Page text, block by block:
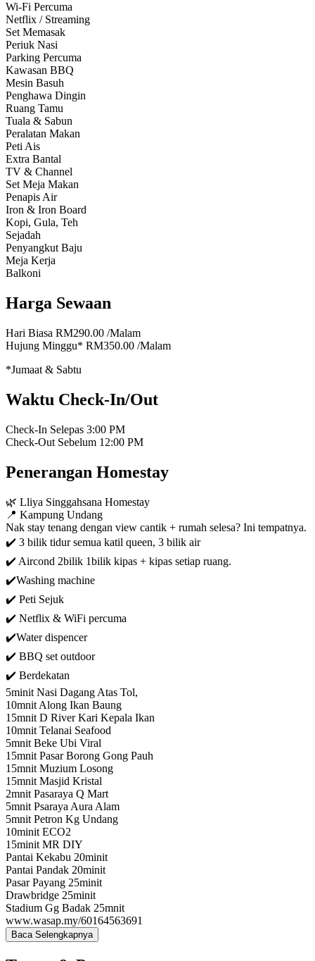
Wi-Fi Percuma
Netflix / Streaming
Set Memasak
Periuk Nasi
Parking Percuma
Kawasan BBQ
Mesin Basuh
Penghawa Dingin
Ruang Tamu
Tuala & Sabun
Peralatan Makan
Peti Ais
Extra Bantal
TV & Channel
Set Meja Makan
Penapis Air
Iron & Iron Board
Kopi, Gula, Teh
Sejadah
Penyangkut Baju
Meja Kerja
Balkoni
Harga Sewaan
Hari Biasa RM290.00 /Malam
Hujung Minggu* RM350.00 /Malam
*Jumaat & Sabtu
Waktu Check-In/Out
Check-In Selepas 3:00 PM
Check-Out Sebelum 12:00 PM
Penerangan Homestay
🌿 Lliya Singgahsana Homestay
📍 Kampung Undang
Nak stay tenang dengan view cantik + rumah selesa? Ini tempatnya.
✔️ 3 bilik tidur semua katil queen, 3 bilik air
✔️ Aircond 2bilik 1bilik kipas + kipas setiap ruang.
✔️Washing machine
✔️ Peti Sejuk
✔️ Netflix & WiFi percuma
✔️Water dispencer
✔️ BBQ set outdoor
✔️ Berdekatan
5minit Nasi Dagang Atas Tol,
10mnit Along Ikan Baung
15mnit D River Kari Kepala Ikan
10mnit Telanai Seafood
5mnit Beke Ubi Viral
15mnit Pasar Borong Gong Pauh
15mnit Muzium Losong
15mnit Masjid Kristal
2mnit Pasaraya Q Mart
5mnit Psaraya Aura Alam
5mnit Petron Kg Undang
10minit ECO2
15minit MR DIY
Pantai Kekabu 20minit
Pantai Pandak 20minit
Pasar Payang 25minit
Drawbridge 25minit
Stadium Gg Badak 25mnit
www.wasap.my/60164563691
Baca Selengkapnya